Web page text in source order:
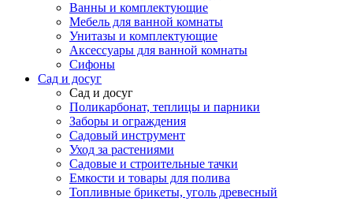
Ванны и комплектующие
Мебель для ванной комнаты
Унитазы и комплектующие
Аксессуары для ванной комнаты
Сифоны
Сад и досуг
Сад и досуг
Поликарбонат, теплицы и парники
Заборы и ограждения
Садовый инструмент
Уход за растениями
Садовые и строительные тачки
Емкости и товары для полива
Топливные брикеты, уголь древесный